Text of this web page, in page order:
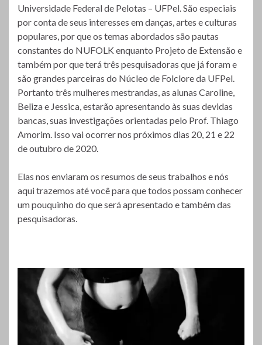
Universidade Federal de Pelotas – UFPel. São especiais
por conta de seus interesses em danças, artes e culturas
populares, por que os temas abordados são pautas
constantes do NUFOLK enquanto Projeto de Extensão e
também por que terá três pesquisadoras que já foram e
são grandes parceiras do Núcleo de Folclore da UFPel.
Portanto três mulheres mestrandas, as alunas Caroline,
Beliza e Jessica, estarão apresentando às suas devidas
bancas, suas investigações orientadas pelo Prof. Thiago
Amorim. Isso vai ocorrer nos próximos dias 20, 21 e 22
de outubro de 2020.
Elas nos enviaram os resumos de seus trabalhos e nós
aqui trazemos até você para que todos possam conhecer
um pouquinho do que será apresentado e também das
pesquisadoras.